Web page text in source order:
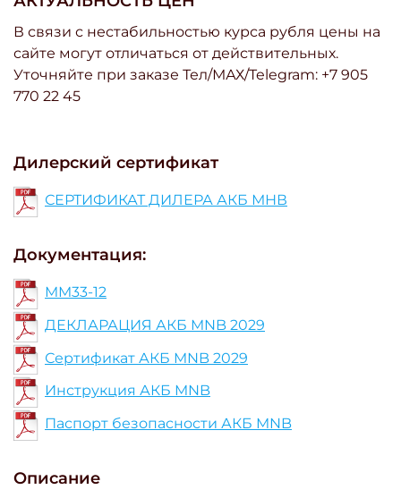
Дилерский сертификат
СЕРТИФИКАТ ДИЛЕРА АКБ МНВ
Документация:
MM33-12
ДЕКЛАРАЦИЯ АКБ MNB 2029
Сертификат АКБ MNB 2029
Инструкция АКБ MNB
Паспорт безопасности АКБ MNB
Описание
В связи с нестабильностью курса рубля цены на
сайте могут отличаться от действительных.
Уточняйте при заказе Тел/МАХ/Telegram: +7 905
770 22 45